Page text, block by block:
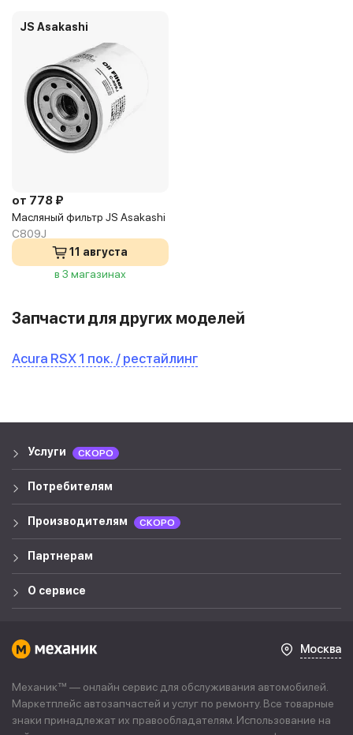
JS Asakashi
от 778 ₽
Масляный фильтр JS Asakashi
C809J
11 августа
в 3 магазинах
Запчасти для других моделей
Acura RSX 1 пок. / рестайлинг
Услуги СКОРО
Потребителям
Производителям СКОРО
Партнерам
О сервисе
Москва
Механик™ — онлайн сервис для обслуживания автомобилей.
Маркетплейс автозапчастей и услуг по ремонту. Все товарные
знаки принадлежат их правообладателям. Использование на